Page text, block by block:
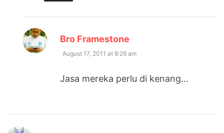
Bro Framestone
August 17, 2011 at 8:26 am
Jasa mereka perlu di kenang…